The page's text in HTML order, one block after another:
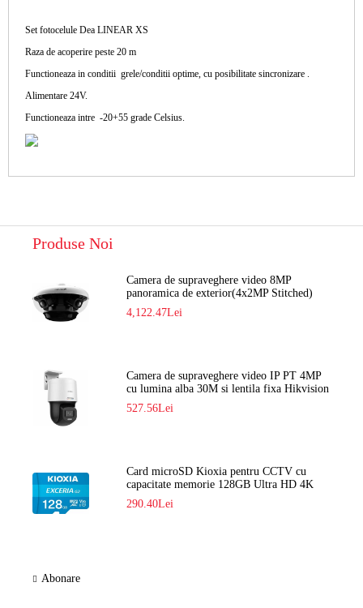
Set fotocelule Dea LINEAR XS
Raza de acoperire peste 20 m
Functioneaza in conditii grele/conditii optime, cu posibilitate sincronizare .
Alimentare 24V.
Functioneaza intre -20+55 grade Celsius.
Produse Noi
Camera de supraveghere video 8MP
panoramica de exterior(4x2MP Stitched)
Navaio NGC-7482PR
4,122.47Lei
Camera de supraveghere video IP PT 4MP
cu lumina alba 30M si lentila fixa Hikvision
DS-2DE2C400SCG-E F1
527.56Lei
Card microSD Kioxia pentru CCTV cu
capacitate memorie 128GB Ultra HD 4K
LMEX2L128GG2
290.40Lei
Abonare